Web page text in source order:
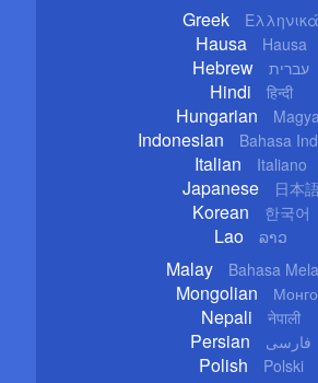
Greek Ελληνικά
Hausa Hausa
Hebrew עברית
Hindi हिन्दी
Hungarian
Indonesian Bahasa
Italian Italiano
Japanese 日本
Korean 한국어
Lao ລາວ
Malay Bahasa
Mongolian
Nepali नेपाली
Persian فارسی
Polish Polski